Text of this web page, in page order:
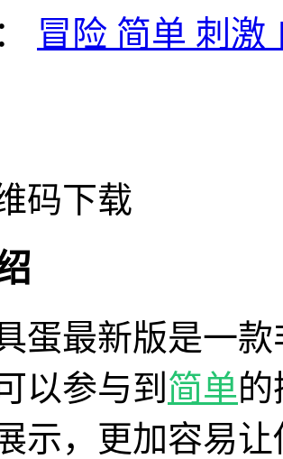
冒险 简单 刺激
码下载
蛋最新版是一
以参与到 简单
示，更加容易